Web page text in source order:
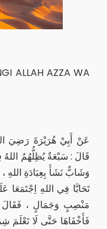
ALLAH AZZA WA
عَنْ أَبِيْ هُرَيْرَةَ رَضِيَ
قَالَ : سَبْعَةٌ يُظِلُّهُمُ اللهُ
وَشَابٌّ نَشَأَ بِعِبَادَةِ
تَحَابَّا فِي اللهِ اِجْتَمَعَا
مَنْصِبٍ وَجَمَالٍ ، فَقَالَ
فَأَخْفَاهَا حَتَّى لَا تَعْلَمَ